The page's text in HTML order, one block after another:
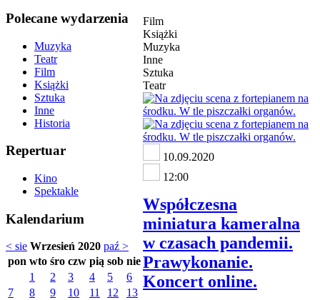
Polecane wydarzenia
Muzyka
Teatr
Film
Książki
Sztuka
Inne
Historia
Repertuar
Kino
Spektakle
Kalendarium
< sie Wrzesień 2020 paź >
pon wto śro czw pią sob nie
1
2 3 4 5
6
7
8 9 10 11 12
13
Film
Książki
Muzyka
Inne
Sztuka
Teatr
10.09.2020
12:00
Współczesna
miniatura kameralna
w czasach pandemii.
Prawykonanie.
Koncert online.